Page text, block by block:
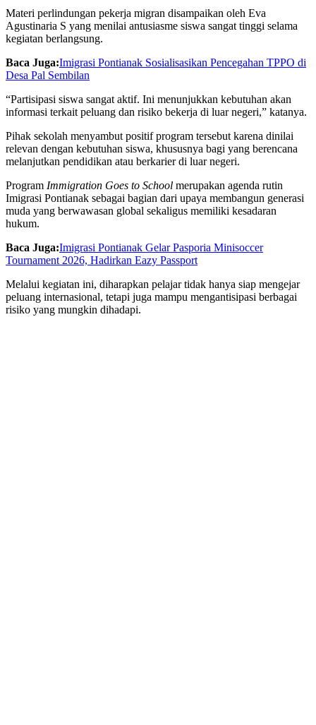
Materi perlindungan pekerja migran disampaikan oleh Eva
Agustinaria S yang menilai antusiasme siswa sangat tinggi selama
kegiatan berlangsung.
Baca Juga:Imigrasi Pontianak Sosialisasikan Pencegahan TPPO di
Desa Pal Sembilan
“Partisipasi siswa sangat aktif. Ini menunjukkan kebutuhan akan
informasi terkait peluang dan risiko bekerja di luar negeri,” katanya.
Pihak sekolah menyambut positif program tersebut karena dinilai
relevan dengan kebutuhan siswa, khususnya bagi yang berencana
melanjutkan pendidikan atau berkarier di luar negeri.
Program Immigration Goes to School merupakan agenda rutin
Imigrasi Pontianak sebagai bagian dari upaya membangun generasi
muda yang berwawasan global sekaligus memiliki kesadaran
hukum.
Baca Juga:Imigrasi Pontianak Gelar Pasporia Minisoccer
Tournament 2026, Hadirkan Eazy Passport
Melalui kegiatan ini, diharapkan pelajar tidak hanya siap mengejar
peluang internasional, tetapi juga mampu mengantisipasi berbagai
risiko yang mungkin dihadapi.